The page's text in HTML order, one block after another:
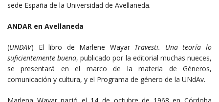
sede España de la Universidad de Avellaneda.
ANDAR en Avellaneda
(UNDAV) El libro de Marlene Wayar Travesti. Una teoría lo
suficientemente buena, publicado por la editorial muchas nueces,
se presentará en el marco de la materia de Géneros,
comunicación y cultura, y el Programa de género de la UNdAv.